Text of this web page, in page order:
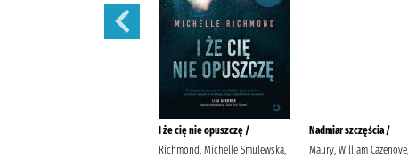
I że cię nie opuszczę /
Richmond, Michelle Smulewska,
Nadmiar szczęścia /
Maury, William Cazenove,